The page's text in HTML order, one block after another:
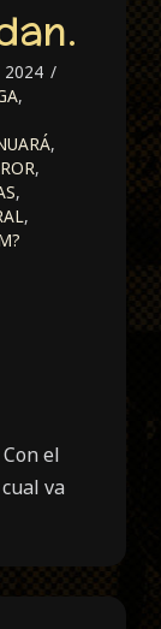
2024
,
,
,
,
,
el
va